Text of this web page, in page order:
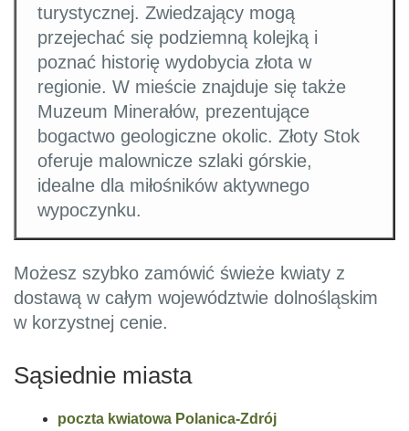
turystycznej. Zwiedzający mogą
przejechać się podziemną kolejką i
poznać historię wydobycia złota w
regionie. W mieście znajduje się także
Muzeum Minerałów, prezentujące
bogactwo geologiczne okolic. Złoty Stok
oferuje malownicze szlaki górskie,
idealne dla miłośników aktywnego
wypoczynku.
Możesz szybko zamówić świeże kwiaty z
dostawą w całym województwie dolnośląskim
w korzystnej cenie.
Sąsiednie miasta
poczta kwiatowa Polanica-Zdrój